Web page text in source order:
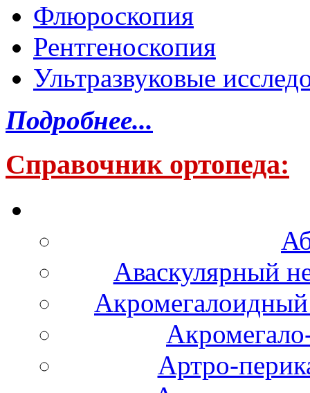
Флюроскопия
Рентгеноскопия
Ультразвуковые
Подробнее...
Справочник ортопеда:
Аваскулярный
Акромегалоидный
Артро-